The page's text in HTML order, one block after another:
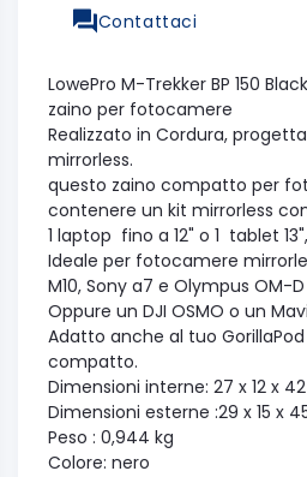
Contattaci
LowePro M-Trekker BP 150
zaino per fotocamere
Realizzato in Cordura,
mirrorless.
questo zaino compatto per
contenere un kit mirrorless
1 laptop fino a 12" o 1 tablet
Ideale per fotocamere
M10, Sony a7 e Olympus OM-D
Oppure un DJI OSMO o un
Adatto anche al tuo
compatto.
Dimensioni interne: 27 x 12 x
Dimensioni esterne :29 x 15 x
Peso : 0,944 kg
Colore: nero